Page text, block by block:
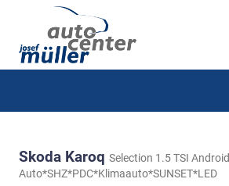
Skoda Karoq Selection 1.5 TSI Android
Auto*SHZ*PDC*Klimaauto*SUNSET*LED